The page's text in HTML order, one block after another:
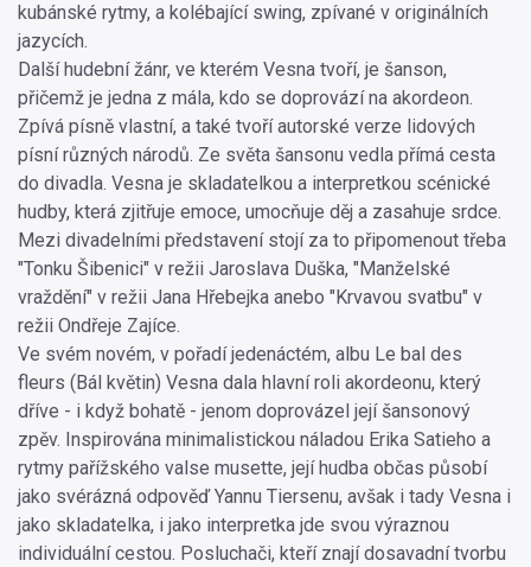
kubánské rytmy, a kolébající swing, zpívané v originálních
jazycích.
Další hudební žánr, ve kterém Vesna tvoří, je šanson,
přičemž je jedna z mála, kdo se doprovází na akordeon.
Zpívá písně vlastní, a také tvoří autorské verze lidových
písní různých národů. Ze světa šansonu vedla přímá cesta
do divadla. Vesna je skladatelkou a interpretkou scénické
hudby, která zjitřuje emoce, umocňuje děj a zasahuje srdce.
Mezi divadelními představení stojí za to připomenout třeba
"Tonku Šibenici" v režii Jaroslava Duška, "Manželské
vraždění" v režii Jana Hřebejka anebo "Krvavou svatbu" v
režii Ondřeje Zajíce.
Ve svém novém, v pořadí jedenáctém, albu Le bal des
fleurs (Bál květin) Vesna dala hlavní roli akordeonu, který
dříve - i když bohatě - jenom doprovázel její šansonový
zpěv. Inspirována minimalistickou náladou Erika Satieho a
rytmy pařížského valse musette, její hudba občas působí
jako svérázná odpověď Yannu Tiersenu, avšak i tady Vesna i
jako skladatelka, i jako interpretka jde svou výraznou
individuální cestou. Posluchači, kteří znají dosavadní tvorbu